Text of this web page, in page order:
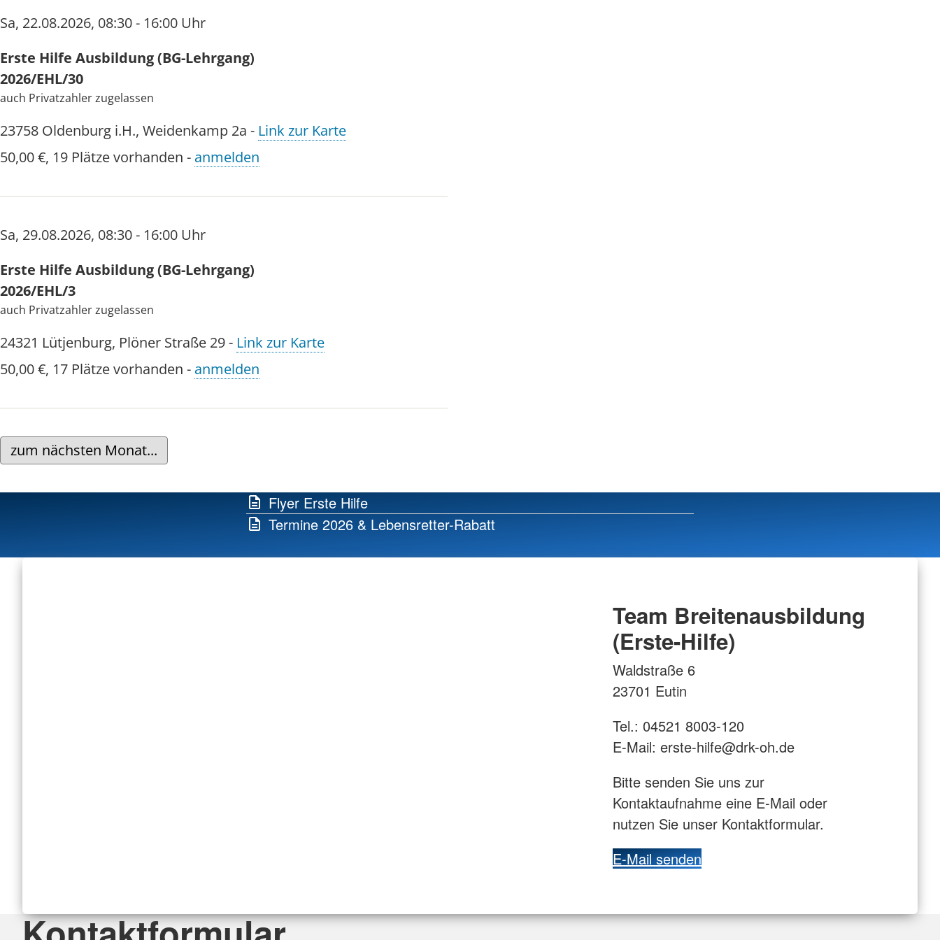
Dauer: 1 Tag - 9 Unterrichtseinheiten
Eine Barzahlung gegen Quittung sowie eine Zahlung auf Rechnung ist möglich. Bitte bringen Sie bei Barzahlung den Betrag passend mit.
Die AGBs finden Siehier
Mehr anzeigen
Sa, 22.08.2026, 08:30 - 16:00 Uhr
Erste Hilfe Ausbildung (BG-Lehrgang)
2026/EHL/30
auch Privatzahler zugelassen
23758 Oldenburg i.H., Weidenkamp 2a - Link zur Karte
50,00 €, 19 Plätze vorhanden - anmelden
Sa, 29.08.2026, 08:30 - 16:00 Uhr
Erste Hilfe Ausbildung (BG-Lehrgang)
2026/EHL/3
auch Privatzahler zugelassen
24321 Lütjenburg, Plöner Straße 29- Link zur Karte
50,00 €, 17 Plätze vorhanden - anmelden
zum nächsten Monat...
Flyer Erste Hilfe
Termine 2026 & Lebensretter-Rabatt
Team Breitenausbildung
(Erste-Hilfe)
Waldstraße 6
23701 Eutin
Tel.: 04521 8003-120
E-Mail: erste-hilfe@drk-oh.de
Bitte senden Sie uns zur
Kontaktaufnahme eine E-Mail oder
nutzen Sie unser Kontaktformular.
E-Mail senden